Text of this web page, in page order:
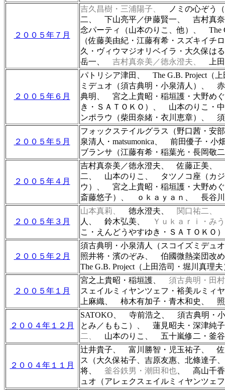
２００５年７月
吉久昌樹・三浦陽子、
ノミの心ぞう
二、 下山亮平／伊藤賢一、 吉村真
念パーティ（山本のりこ、他）
、 The
（佐藤美由紀 ・ 江藤有希 ・ スズキイチ
久・ヴィウマジオリベイラ ・ 大久保は
岳一、 吉村真奈美／徳永澄夫、 上田
２００５年６月
パトリシア津田、 The G.B. Project（
ミデュオ（須古典明・小泉清人）、
典明、 宮之上貴昭・稲垣護・大野め
き・ＳＡＴＯＫＯ）、 山本のりこ
ンポラウ（柴田奈緒・衣川恵章）、
２００５年５月
フォックステイルグラス（野口茜・安
泉清人・matsumonica、 前田優子・
ブランサ（江藤有希・稲葉光・長岡
２００５年４月
吉村真奈美／徳永澄夫、 佐藤正美、
二、 山本のりこ、 タツノコ座（ カ
ウ）、 宮之上貴昭・稲垣護・大野
斎藤悠子）、 ｏｋａｙａｎ、 長谷
２００５年３月
山本真莉、 徳永澄夫、 関口祐二、
人、 鈴木弘美、
Ｙｕｋａｒｉ・み
こ・えんどうやすゆき・ＳＡＴＯＫ
２００５年２月
須古典明・小泉清人（スコイズミデ
照井将・濱のぞみ、 伯國微熱楽団改
The G.B. Project（上田浩司・堀川真
２００５年１月
宮之上貴昭・稲垣護、 須古典明・田
スェイルミィヤンツェフ・裕美ルミ
上麻織、 柿木有加子・青木和史、
２００４年１２月
SATOKO、 寺前浩之、 須古典明・
とみ／ももこ）、 蓮見昭夫・深津純
二、 山本のりこ、 五十嵐修二・釜
２００４年１１月
辻井貴子、 富川勝智・児玉祐子、
ス（大久保祐子、吉原友惠、北條達子
将、 釜谷鉄男・潮田和也 、 高山千
ュオ（アレェクスェイルミィヤンツェ